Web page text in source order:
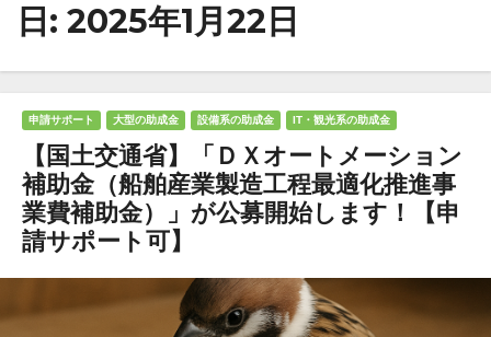
日: 2025年1月22日
申請サポート 大型の助成金 設備系の助成金 IT・観光系の助成金
【国土交通省】「ＤＸオートメーション
補助金（船舶産業製造工程最適化推進事
業費補助金）」が公募開始します！【申
請サポート可】